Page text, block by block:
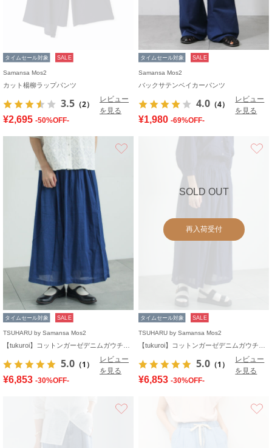
タイムセール対象 SALE
Samansa Mos2
カット楊柳ラップパンツ
3.5 （2）
レビュー
を見る
¥2,695 -50%OFF-
タイムセール対象 SALE
Samansa Mos2
バックサテンベイカーパンツ
4.0 （4）
レビュー
を見る
¥1,980 -69%OFF-
タイムセール対象 SALE
TSUHARU by Samansa Mos2
5.0 （1）
レビュー
を見る
¥6,853 -30%OFF-
SOLD OUT
再入荷受付
タイムセール対象 SALE
TSUHARU by Samansa Mos2
5.0 （1）
レビュー
を見る
¥6,853 -30%OFF-
お気に入り